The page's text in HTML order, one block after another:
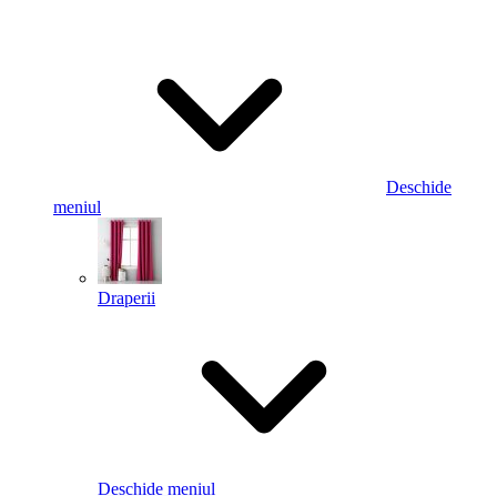
Deschide
meniul
Draperii
Deschide meniul